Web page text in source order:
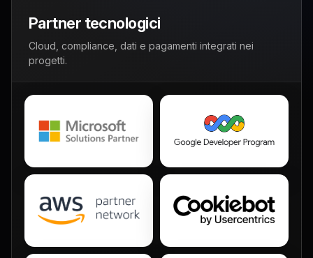
Partner tecnologici
Cloud, compliance, dati e pagamenti integrati nei
progetti.